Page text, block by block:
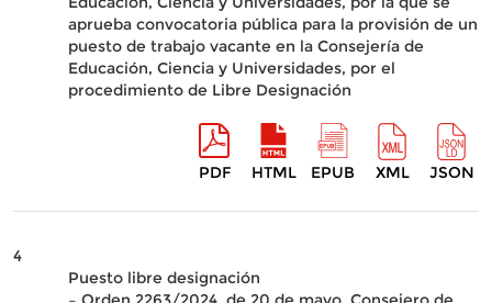
aprueba convocatoria pública para la provisión de un
puesto de trabajo vacante en la Consejería de
Educación, Ciencia y Universidades, por el
procedimiento de Libre Designación
PDF HTML EPUB XML JSON
4
Puesto libre designación